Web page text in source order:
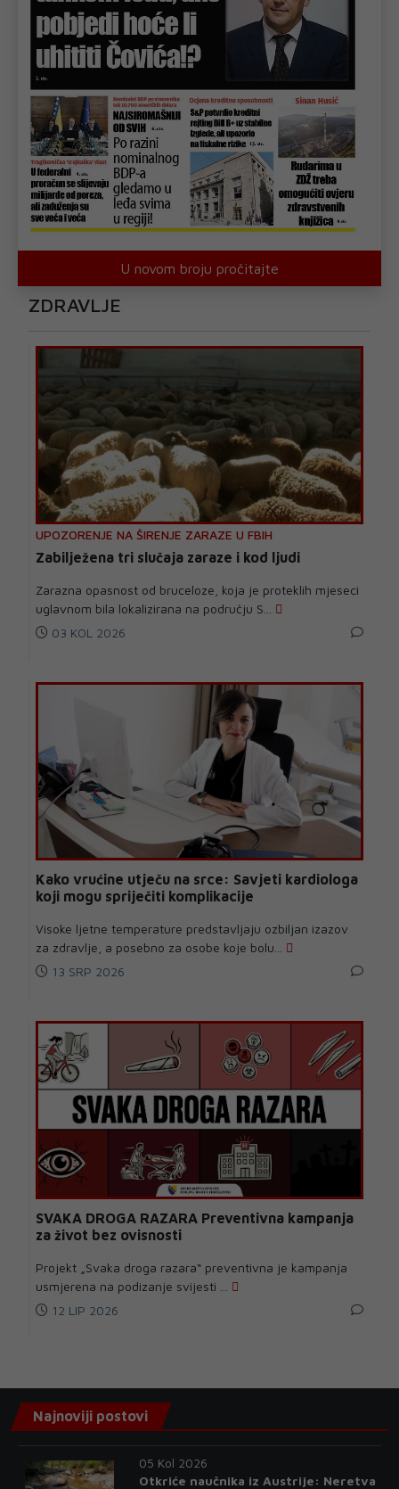
U novom broju pročitajte
ZDRAVLJE
UPOZORENJE NA ŠIRENJE ZARAZE U FBIH
Zabilježena tri slučaja zaraze i kod ljudi
Zarazna opasnost od bruceloze, koja je proteklih mjeseci
uglavnom bila lokalizirana na području S...
03 KOL 2026
Kako vrućine utječu na srce: Savjeti kardiologa
koji mogu spriječiti komplikacije
Visoke ljetne temperature predstavljaju ozbiljan izazov
za zdravlje, a posebno za osobe koje bolu...
13 SRP 2026
SVAKA DROGA RAZARA Preventivna kampanja
za život bez ovisnosti
Projekt „Svaka droga razara“ preventivna je kampanja
usmjerena na podizanje svijesti ...
12 LIP 2026
Najnoviji postovi
05 Kol 2026
Otkriće naučnika iz Austrije: Neretva